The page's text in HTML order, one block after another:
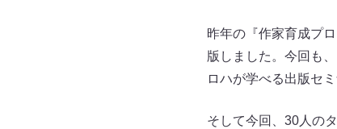
昨年の『作家育成プ
版しました。今回も
ロハが学べる出版セ
そして今回、30人の